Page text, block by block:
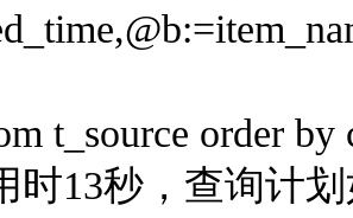
t_source order
时13秒，查询计